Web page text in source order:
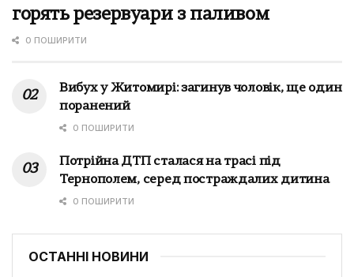
горять резервуари з паливом
0 ПОШИРИТИ
Вибух у Житомирі: загинув чоловік, ще один
поранений
0 ПОШИРИТИ
Потрійна ДТП сталася на трасі під
Тернополем, серед постраждалих дитина
0 ПОШИРИТИ
ОСТАННІ НОВИНИ